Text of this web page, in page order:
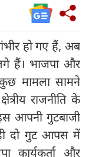
हो गए हैं, अब
हैं। भाजपा और
मामला सामने
राजनीति के
आपनी गुटबाजी
दो गुट आपस में
कार्यकर्ता और